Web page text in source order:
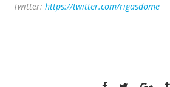
Twitter:https://twitter.com/rigasdome